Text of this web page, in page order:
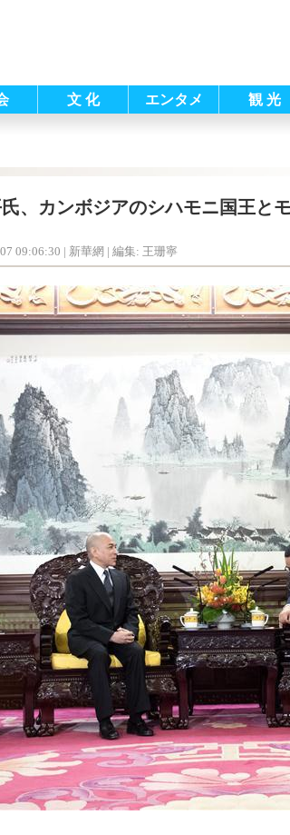
文 化 エンタメ 観 光
、カンボジアのシハモニ国王と
09:06:30 | 新華網 | 編集: 王珊寧